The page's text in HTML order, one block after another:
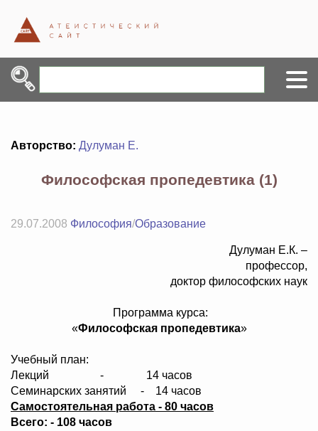
Авторство: Дулуман Е.
Философская пропедевтика (1)
29.07.2008 Философия/Образование
Дулуман Е.К. –
профессор,
доктор философских наук
Программа курса:
«Философская пропедевтика»
Учебный план:
Лекций - 14 часов
Семинарских занятий - 14 часов
Самостоятельная работа - 80 часов
Всего: - 108 часов